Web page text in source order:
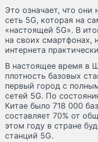
Это означает, что
сеть 5G, которая на
«настоящей 5G». В
на своих смартфонах,
интернета
В настоящее время в
плотность базовых
первый город с
сетей 5G. По
Китае было 718 000
составляет 70% от
этом году в стране
станций 5G.